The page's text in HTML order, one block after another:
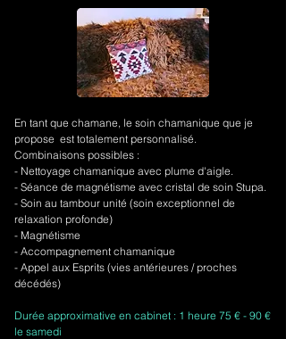
En tant que chamane, le soin chamanique que je
propose est totalement personnalisé.
Combinaisons possibles :
- Nettoyage chamanique avec plume d'aigle.
- Séance de magnétisme avec cristal de soin Stupa.
- Soin au tambour unité (soin exceptionnel de
relaxation profonde)
- Magnétisme
- Accompagnement chamanique
- Appel aux Esprits (vies antérieures / proches
décédés)
Durée approximative en cabinet : 1 heure 75 € - 90 €
le samedi